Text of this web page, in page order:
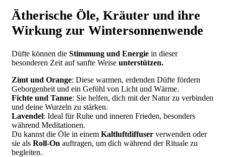
Ätherische Öle, Kräuter und ihre
Wirkung zur Wintersonnenwende
Düfte können die Stimmung und Energie in dieser
besonderen Zeit auf sanfte Weise unterstützen.
Zimt und Orange: Diese warmen, erdenden Düfte fördern
Geborgenheit und ein Gefühl von Licht und Wärme.
Fichte und Tanne: Sie helfen, dich mit der Natur zu verbinden
und deine Wurzeln zu stärken.
Lavendel: Ideal für Ruhe und inneren Frieden, besonders
während Meditationen.
Du kannst die Öle in einem Kaltluftdiffuser verwenden oder
sie als Roll-On auftragen, um dich während der Rituale zu
begleiten.